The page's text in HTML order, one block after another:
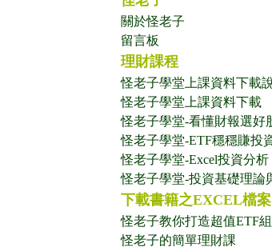
關於怪老子
留言板
理財課程
怪老子學堂上課資料下載
怪老子學堂上課資料下載
怪老子學堂-看懂財報選好
怪老子學堂-ETF穩穩賺投
怪老子學堂-Excel投資分析
怪老子學堂-投資基礎理論
下載書籍之EXCEL檔案
怪老子教你打造超值ETF
怪老子的簡單理財課